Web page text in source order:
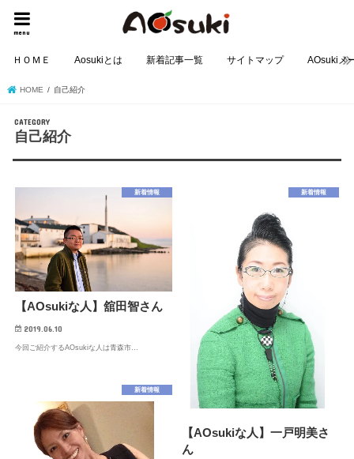
menu
ＨＯＭＥ Aosukiとは 新着記事一覧 サイトマップ AOsukiメ
HOME 自己紹介
自己紹介
新着情報
【AOsukiな人】舘田智さん
2019.06.10
今回ご紹介するAOsukiな人は青森市…
新着情報
【AOsukiな人】一戸明美さ
ん
新着情報